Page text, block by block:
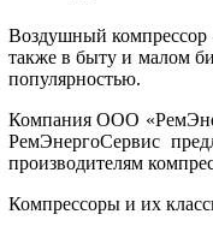
Воздушный компрессор
также в быту и малом
популярностью.
Компания ООО
РемЭнергоСервис
производителям
Компрессоры и их